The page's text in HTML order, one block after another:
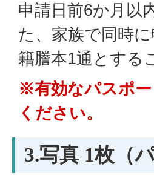
申請日前6か月以
た、家族で同時
籍謄本1通とする
※有効なパスポー
ください。
3.写真 1枚（